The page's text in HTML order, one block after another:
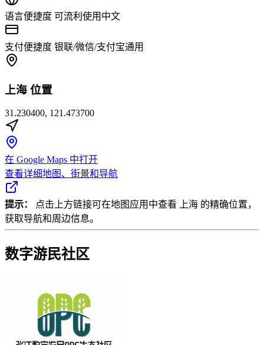
语言便捷度 可流利使用中文
支付便捷度 银联/微信/支付宝通用
上海 位置
31.230400, 121.473700
在 Google Maps 中打开
查看详细地图、街景和导航
提示：
点击上方链接可在地图应用中查看 上海 的精确位置，
获取导航和周边信息。
数字游民社区